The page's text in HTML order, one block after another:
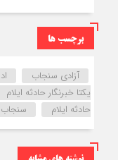
برچسب ها
آزادی سنجاب
یکتا خبرنگار حادثه ایلام
حادثه ایلام
سنجاب